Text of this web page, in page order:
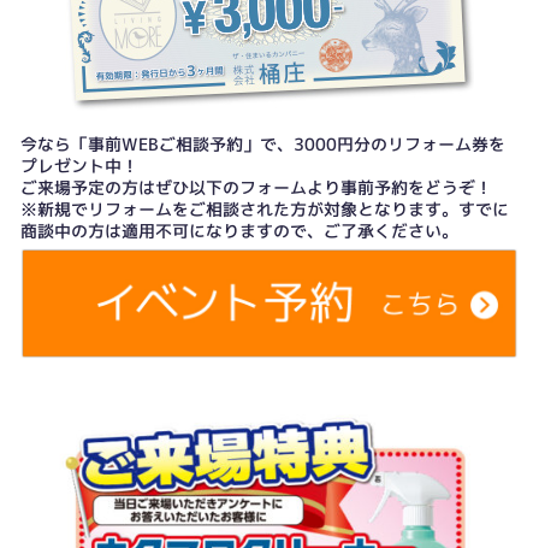
今なら「事前WEBご相談予約」で、3000円分のリフォーム券を
プレゼント中！
ご来場予定の方はぜひ以下のフォームより事前予約をどうぞ！
※新規でリフォームをご相談された方が対象となります。すでに
商談中の方は適用不可になりますので、ご了承ください。